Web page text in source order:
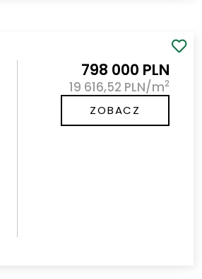
798 000 PLN
19 616,52 PLN/m2
ZOBACZ